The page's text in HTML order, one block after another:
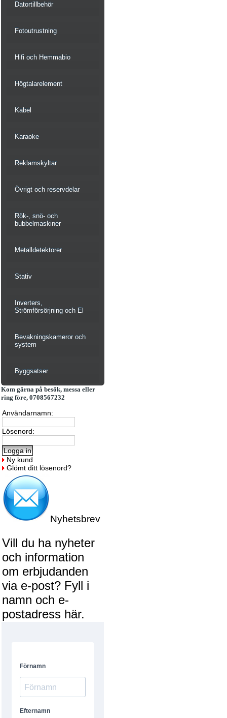
Datortillbehör
Fotoutrustning
Hifi och Hemmabio
Högtalarelement
Kabel
Karaoke
Reklamskyltar
Övrigt och reservdelar
Rök-, snö- och
bubbelmaskiner
Metalldetektorer
Stativ
Inverters,
Strömförsörjning och El
Bevakningskameror och
system
Byggsatser
Kom gärna på besök, messa eller
ring före, 0708567232
Användarnamn:
Lösenord:
Ny kund
Glömt ditt lösenord?
Nyhetsbrev
Vill du ha nyheter
och information
om erbjudanden
via e-post? Fyll i
namn och e-
postadress här.